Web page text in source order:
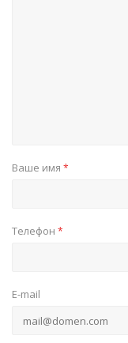
Ваше имя *
Телефон *
E-mail